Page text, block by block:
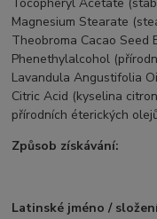
Magnesium Stearate
Theobroma Cacao Seed
Phenethylalcohol
Lavandula Angustifolia
Citric Acid (kyselina
přírodních éterických
Způsob získávání:
Latinské jméno /